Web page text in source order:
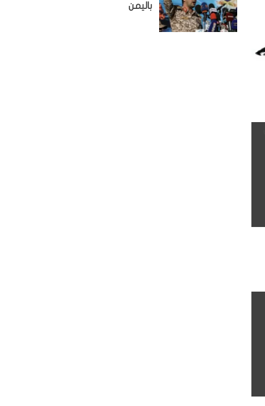
باليمن